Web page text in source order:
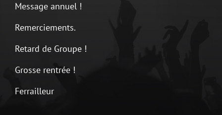
Message annuel !
Remerciements.
Retard de Groupe !
Grosse rentrée !
Ferrailleur